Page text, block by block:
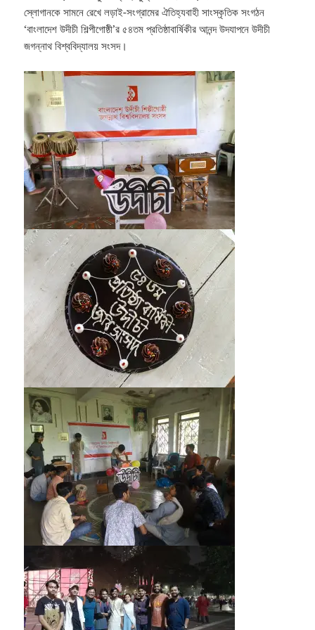
স্লোগানকে সামনে রেখে লড়াই-সংগ্রামের ঐতিহ্যবাহী সাংস্কৃতিক সংগঠন
‘বাংলাদেশ উদীচী শিল্পীগোষ্ঠী’র ৫৪তম প্রতিষ্ঠাবার্ষিকীর আনন্দ উদযাপনে উদীচী
জগন্নাথ বিশ্ববিদ্যালয় সংসদ।